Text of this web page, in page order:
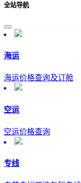
全站导航
海运
海运价格查询及订舱
空运
空运价格查询
专线